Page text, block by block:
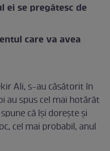
ei se pregătesc de
care va avea
Ali, s-au căsătorit în
au spus cel mai hotărât
că își dorește și
cel mai probabil, anul